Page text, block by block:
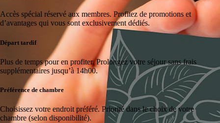
Accès spécial réservé aux membres. Profitez de promotions et
d’avantages qui vous sont exclusivement dédiés.
Départ tardif
Plus de temps pour en profiter. Prolongez votre séjour sans frais
supplémentaires jusqu’à 14h00.
Préférence de chambre
Choisissez votre endroit préféré. Priorité dans le choix de votre
chambre (selon disponibilité).